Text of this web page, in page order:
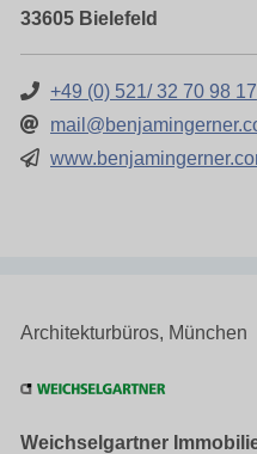
33605 Bielefeld
+49 (0) 521/ 32 70 98 17
Architekturbüros, München
Weichselgartner